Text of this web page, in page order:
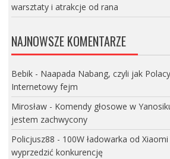
warsztaty i atrakcje od rana
NAJNOWSZE KOMENTARZE
Bebik- Naapada Nabang, czyli jak
Internetowy fejm
Mirosław- Komendy głosowe w
jestem zachwycony
Policjusz88 - 100W ładowarka od
wyprzedzić konkurencję